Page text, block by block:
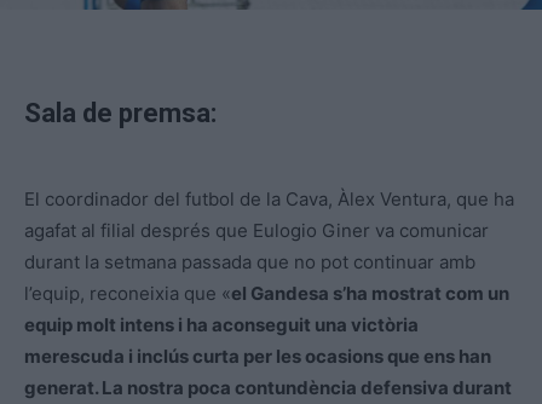
Sala de premsa:
El coordinador del futbol de la Cava, Àlex Ventura, que ha
agafat al filial després que Eulogio Giner va comunicar
durant la setmana passada que no pot continuar amb
l’equip, reconeixia que «el Gandesa s’ha mostrat com un
equip molt intens i ha aconseguit una victòria
merescuda i inclús curta per les ocasions que ens han
generat. La nostra poca contundència defensiva durant